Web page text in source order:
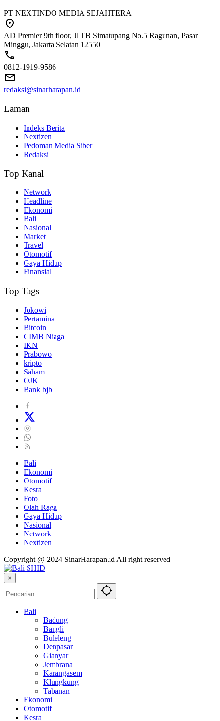
PT NEXTINDO MEDIA SEJAHTERA
AD Premier 9th floor, Jl TB Simatupang No.5 Ragunan, Pasar
Minggu, Jakarta Selatan 12550
0812-1919-9586
redaksi@sinarharapan.id
Laman
Indeks Berita
Nextizen
Pedoman Media Siber
Redaksi
Top Kanal
Network
Headline
Ekonomi
Bali
Nasional
Market
Travel
Otomotif
Gaya Hidup
Finansial
Top Tags
Jokowi
Pertamina
Bitcoin
CIMB Niaga
IKN
Prabowo
kripto
Saham
OJK
Bank bjb
Bali
Ekonomi
Otomotif
Kesra
Foto
Olah Raga
Gaya Hidup
Nasional
Network
Nextizen
Copyright @ 2024 SinarHarapan.id All right reserved
×
Bali
Badung
Bangli
Buleleng
Denpasar
Gianyar
Jembrana
Karangasem
Klungkung
Tabanan
Ekonomi
Otomotif
Kesra